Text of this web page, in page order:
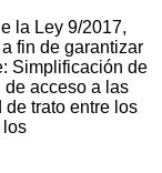
la Ley 9/2017,
fin de garantizar
Simplificación de
de acceso a las
trato entre los
los